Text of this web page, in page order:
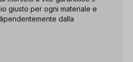
giusto per ogni materiale e
dalla